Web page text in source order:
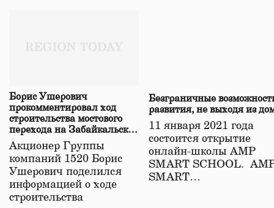
Борис Ушерович
прокомментировал ход
строительства мостового
перехода на Забайкальской
железной дороге
Акционер Группы
компаний 1520 Борис
Ушерович поделился
информацией о ходе
строительства
Безграничные
развития, не выходя из
11 января 2021 года
состоится открытие
онлайн-школы АМР
SMART SCHOOL.
SMART…